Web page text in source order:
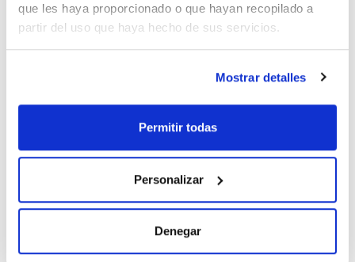
que les haya proporcionado o que hayan recopilado a
partir del uso que haya hecho de sus servicios.
Mostrar detalles
Permitir todas
Personalizar
Denegar
Regístrate para
descargas
Regístrate para
descargas
Los productos marcados con esta imagen son
listos para una entrega inmediata.